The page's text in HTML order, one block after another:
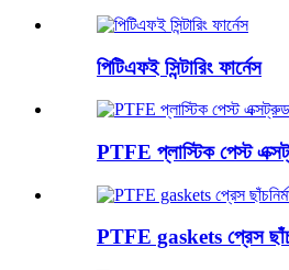
পিটিএফই সিন্টারিং ফার্নেস
PTFE প্লাস্টিক পেস্ট
PTFE gaskets প্রেস